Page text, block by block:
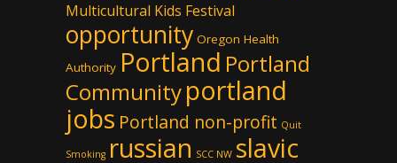
Multicultural Kids Festival
opportunity Oregon Health
Authority Portland Portland
Communityportland
jobs Portland non-profit Quit
Smoking russian SCC NW slavic